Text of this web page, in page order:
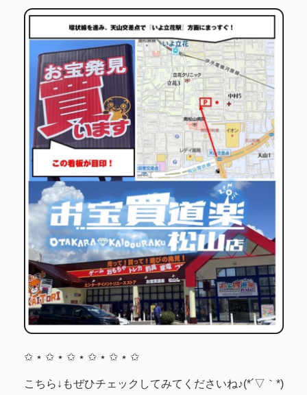
✩ ⋆ ✩ ⋆ ✩ ⋆ ✩ ⋆ ✩ ⋆ ✩
こちら↓もぜひチェックしてみてくださいね♪(*´▽｀*)